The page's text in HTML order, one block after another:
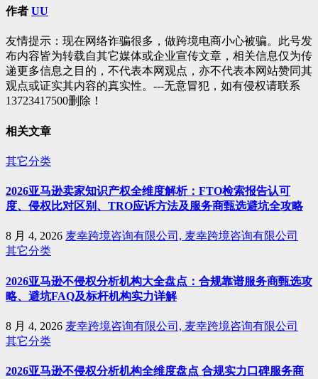
航
作者 UU
友情提示：现在网络诈骗很多，做跨境电商小心被骗。此号发
布内容皆为转载自其它媒体或企业宣传文章，相关信息仅为传
递更多信息之目的，不代表本网观点，亦不代表本网站赞同其
观点或证实其内容的真实性。---无意冒犯，如有侵权请联系
13723417500删除！
相关文章
其它分类
2026亚马逊卖家知识产权全维度解析：FTO检索报告认可
度、侵权比对区别、TRO应诉方法及服务商甄选避坑全攻略
8 月 4, 2026 麦幸跨境咨询有限公司, 麦幸跨境咨询有限公司
其它分类
2026亚马逊不侵权分析机构大全盘点：合规靠谱服务商甄选攻
略、避坑FAQ及标杆机构实力详解
8 月 4, 2026 麦幸跨境咨询有限公司, 麦幸跨境咨询有限公司
其它分类
2026亚马逊不侵权分析机构全维度盘点 合规实力口碑服务商